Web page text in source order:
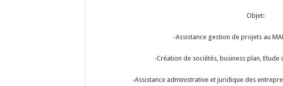
Objet:
-Assistance gestion de projets au
-Création de sociétés, business plan,
-Assistance administrative et juridique des